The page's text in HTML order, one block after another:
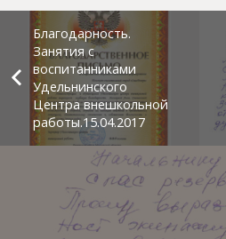
Благодарность.
Занятия с
воспитанниками
Удельнинского
Центра внешкольной
работы.15.04.2017